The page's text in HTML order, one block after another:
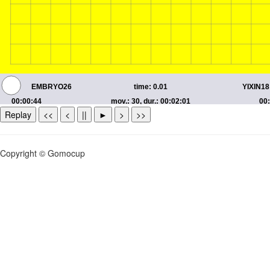
Replay << < || ► > >>
Copyright © Gomocup